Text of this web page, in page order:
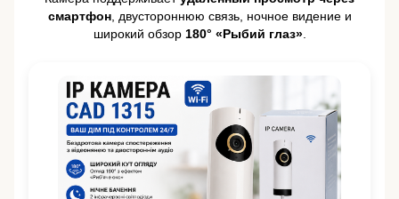
смартфон, двустороннюю связь, ночное видение и
широкий обзор 180° «Рыбий глаз».